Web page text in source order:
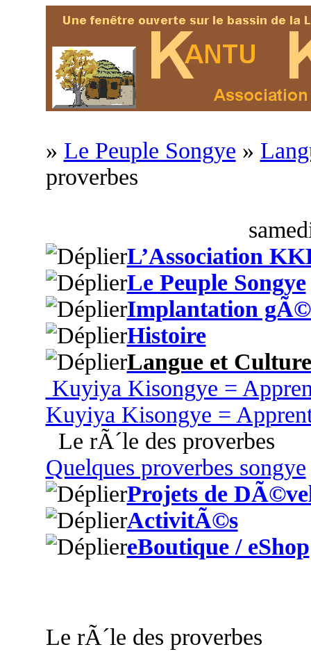
» Le Peuple Songye »
proverbes
L’Association
Le Peuple Songye
Implantation
Histoire
Langue et Culture
Kuyiya Kisongye =
Kuyiya Kisongye =
Le rÃ´le des proverbes
Quelques proverbes songye
Projets de
ActivitÃ©s
eBoutique / eShop
Le rÃ´le des proverbes